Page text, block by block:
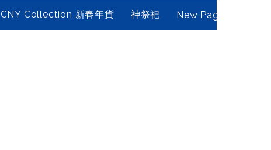
CNY Collection 新春年貨 神祭祀 New Page